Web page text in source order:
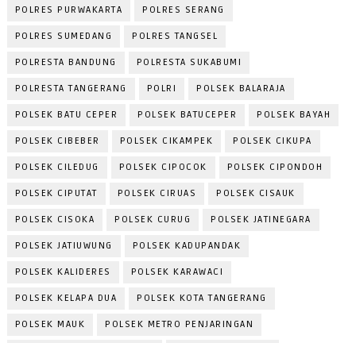
POLRES PURWAKARTA POLRES SERANG
POLRES SUMEDANG POLRES TANGSEL
POLRESTA BANDUNG POLRESTA SUKABUMI
POLRESTA TANGERANG POLRI POLSEK BALARAJA
POLSEK BATU CEPER POLSEK BATUCEPER POLSEK BAYAH
POLSEK CIBEBER POLSEK CIKAMPEK POLSEK CIKUPA
POLSEK CILEDUG POLSEK CIPOCOK POLSEK CIPONDOH
POLSEK CIPUTAT POLSEK CIRUAS POLSEK CISAUK
POLSEK CISOKA POLSEK CURUG POLSEK JATINEGARA
POLSEK JATIUWUNG POLSEK KADUPANDAK
POLSEK KALIDERES POLSEK KARAWACI
POLSEK KELAPA DUA POLSEK KOTA TANGERANG
POLSEK MAUK POLSEK METRO PENJARINGAN